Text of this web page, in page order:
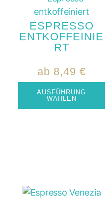
ESPRESSO
ENTKOFFEINIE
RT
ab 8,49 €
AUSFÜHRUNG
WÄHLEN